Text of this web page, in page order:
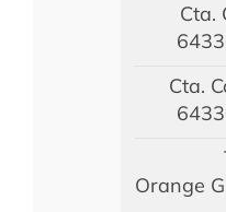
Cta.
Cta.
Orange